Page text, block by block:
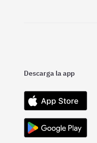
Descarga la app